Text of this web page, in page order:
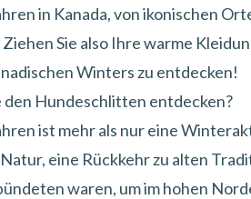
in Kanada, von ikonischen
Sie also Ihre warme
Winters zu entdecken!
den Hundeschlitten entdecken?
ist mehr als nur eine
eine Rückkehr zu alten
waren, um im hohen